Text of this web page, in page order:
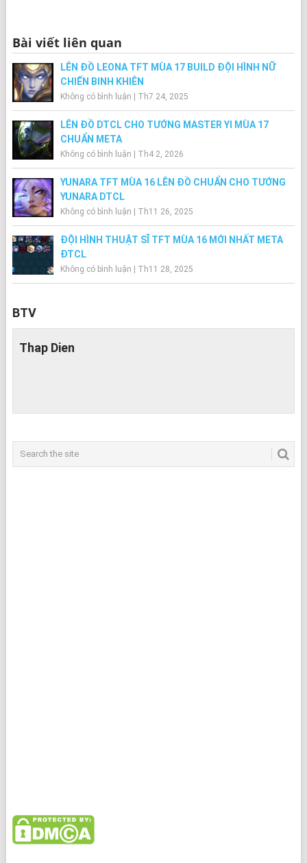
Bài viết liên quan
LÊN ĐỒ LEONA TFT MÙA 17 BUILD ĐỘI HÌNH NỮ
CHIẾN BINH KHIÊN
Không có bình luận | Th7 24, 2025
LÊN ĐỒ DTCL CHO TƯỚNG MASTER YI MÙA 17
CHUẨN META
Không có bình luận | Th4 2, 2026
YUNARA TFT MÙA 16 LÊN ĐỒ CHUẨN CHO TƯỚNG
YUNARA DTCL
Không có bình luận | Th11 26, 2025
ĐỘI HÌNH THUẬT SĨ TFT MÙA 16 MỚI NHẤT META
ĐTCL
Không có bình luận | Th11 28, 2025
BTV
Thap Dien